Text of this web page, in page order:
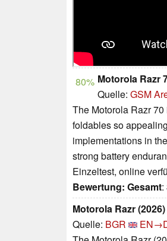
80% Motorola Razr
Quelle: GSM
The Motorola Razr
foldables so
implementations in
strong battery
Einzeltest, online
Bewertung: Gesamt:
Motorola Razr
Quelle: BGR